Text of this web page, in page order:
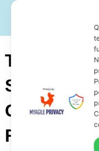
Stralcio
Garanzia
Fa